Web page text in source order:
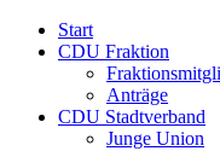
Start
CDU Fraktion
Anträge
CDU Stadtverband
Junge Union